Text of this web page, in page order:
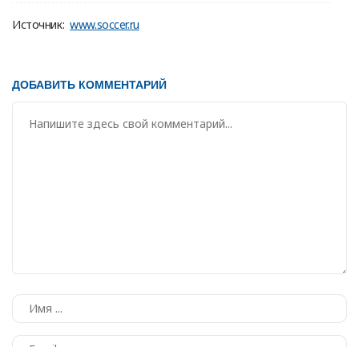
Источник: www.soccer.ru
ДОБАВИТЬ КОММЕНТАРИЙ